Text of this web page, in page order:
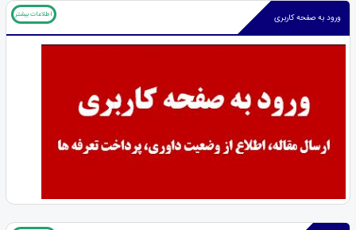
ورود به صفحه کاربری اطلاعات بیشتر